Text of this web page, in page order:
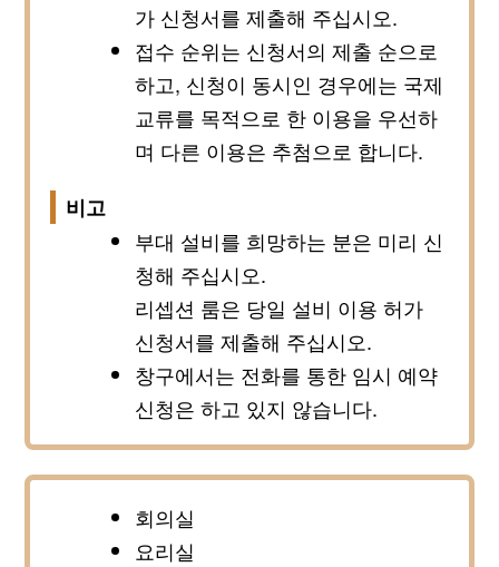
가 신청서를 제출해 주십시오.
접수 순위는 신청서의 제출 순으로
하고, 신청이 동시인 경우에는 국제
교류를 목적으로 한 이용을 우선하
며 다른 이용은 추첨으로 합니다.
비고
부대 설비를 희망하는 분은 미리 신
청해 주십시오.
리셉션 룸은 당일 설비 이용 허가
신청서를 제출해 주십시오.
창구에서는 전화를 통한 임시 예약
신청은 하고 있지 않습니다.
회의실
요리실